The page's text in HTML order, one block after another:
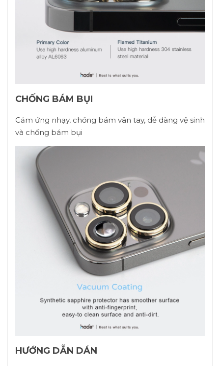
CHỐNG BÁM BỤI
Cảm ứng nhạy, chống bám vân tay, dễ dàng vệ sinh
và chống bám bụi
HƯỚNG DẪN DÁN